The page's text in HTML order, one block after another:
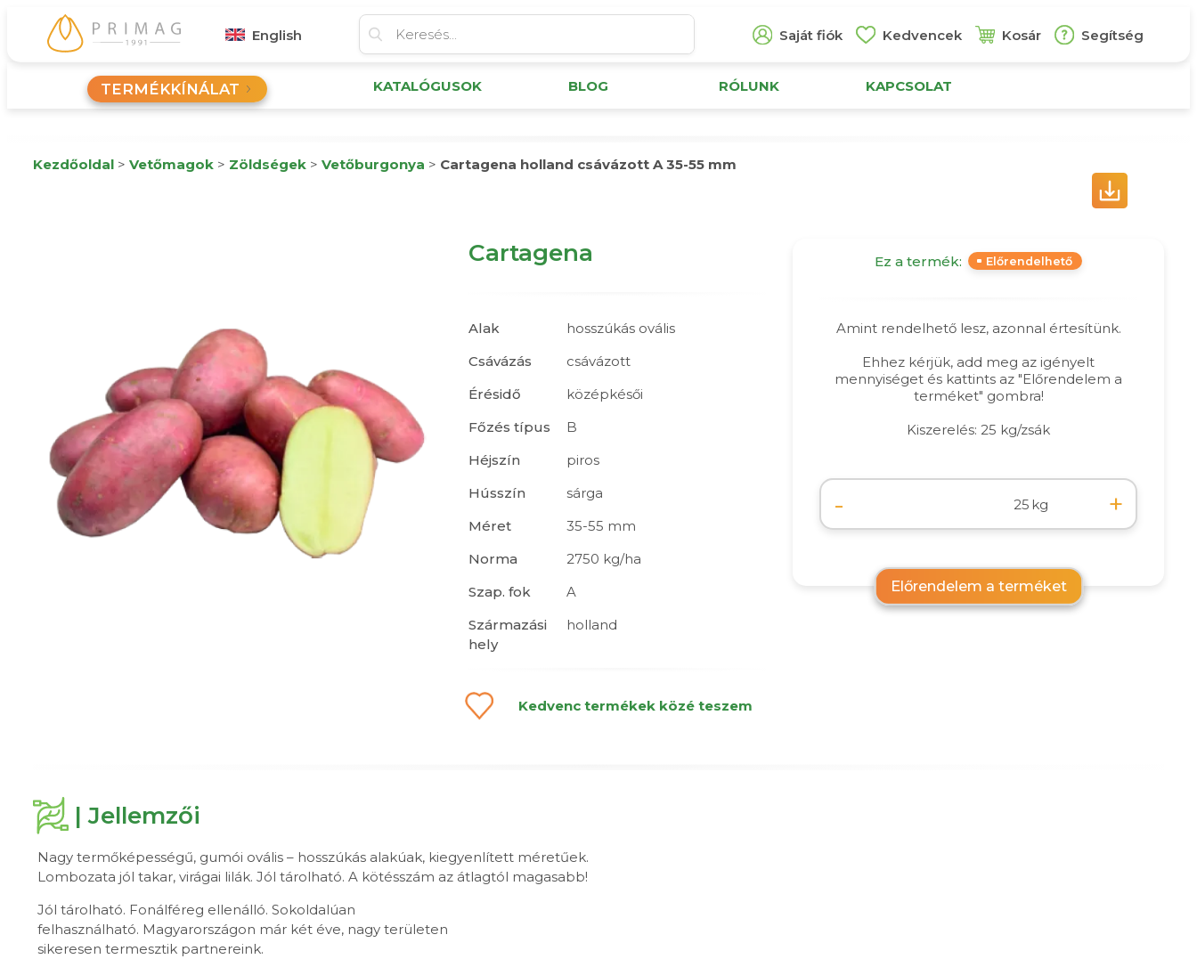
English Saját fiók Kedvencek Kosár Segítség
TERMÉKKÍNÁLAT KATALÓGUSOK BLOG RÓLUNK KAPCSOLAT
Kezdőoldal > Vetőmagok > Zöldségek > Vetőburgonya > Cartagena holland csávázott A 35-55 mm
Cartagena
Alak
hosszúkás ovális
Csávázás
csávázott
Érésidő
középkésői
Főzés típus
B
Héjszín
piros
Hússzín
sárga
Méret
35-55 mm
Norma
2750 kg/ha
Szap. fok
A
Származási
hely
holland
Kedvenc termékek közé teszem
Ez a termék: Előrendelhető
Amint rendelhető lesz, azonnal értesítünk.
Ehhez kérjük, add meg az igényelt
mennyiséget és kattints az "Előrendelem a
terméket" gombra!
Kiszerelés: 25 kg/zsák
- kg +
Előrendelem a terméket
| Jellemzői
Nagy termőképességű, gumói ovális – hosszúkás alakúak, kiegyenlített méretűek.
Lombozata jól takar, virágai lilák. Jól tárolható. A kötésszám az átlagtól magasabb!
Jól tárolható. Fonálféreg ellenálló. Sokoldalúan
felhasználható. Magyarországon már két éve, nagy területen
sikeresen termesztik partnereink.